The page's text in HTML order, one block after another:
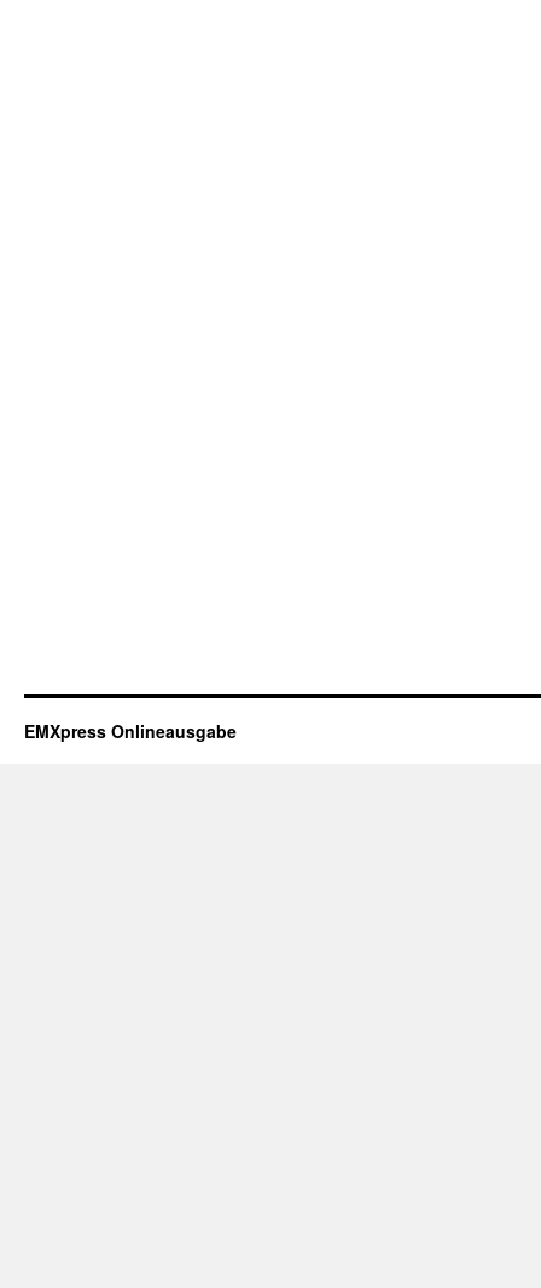
EMXpress Onlineausgabe